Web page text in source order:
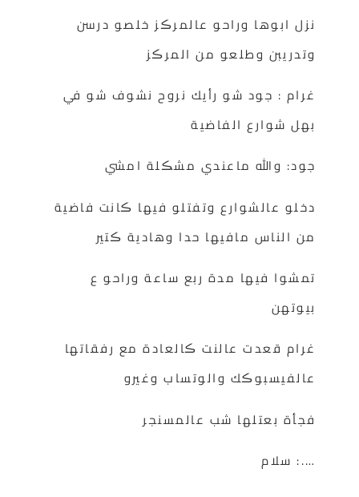
نزل ابوها وراحو عالمرڪز خلصو درسن
وتدريبن وطلعو من المرڪز
غرام : جود شو رأيك نروح نشوف شو في
بهل شوارع الفاضية
جود: والله ماعندي مشڪلة امشي
دخلو عالشوارع وتفتلو فيها ڪانت فاضية
من الناس مافيها حدا وهادية ڪتير
تمشوا فيها مدة ربع ساعة وراحو ع
بيوتهن
غرام قعدت عالنت ڪالعادة مع رفقاتها
عالفيسبوڪك والوتساب وغيرو
فجأة بعتلها شب عالمسنجر
….: سلام